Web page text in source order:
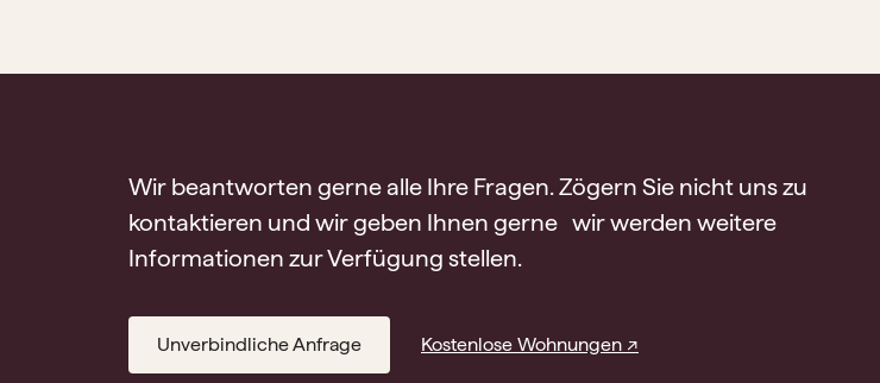
Wir beantworten gerne alle Ihre Fragen. Zögern Sie nicht uns zu
kontaktieren und wir geben Ihnen gerne wir werden weitere
Informationen zur Verfügung stellen.
Unverbindliche Anfrage Kostenlose Wohnungen ↗